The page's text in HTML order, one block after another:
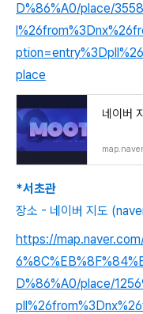
D%86%A0/place/
place
네이버
*서초관
장소 - 네이버 지도
https://
D%86%A0/place/